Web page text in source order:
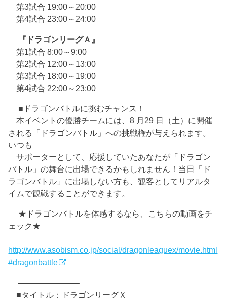
第3試合 19:00～20:00
第4試合 23:00～24:00
『ドラゴンリーグＡ』
第1試合 8:00～9:00
第2試合 12:00～13:00
第3試合 18:00～19:00
第4試合 22:00～23:00
■ドラゴンバトルに挑むチャンス！
本イベントの優勝チームには、8 月29 日（土）に開催
される「ドラゴンバトル」への挑戦権が与えられます。
いつも
サポーターとして、応援していたあなたが「ドラゴン
バトル」の舞台に出場できるかもしれません！当日「ド
ラゴンバトル」に出場しない方も、観客としてリアルタ
イムで観戦することができます。
★ドラゴンバトルを体感するなら、こちらの動画をチ
ェック★
http://www.asobism.co.jp/social/dragonleaguex/movie.html
#dragonbattle
———————–
■タイトル：ドラゴンリーグＸ